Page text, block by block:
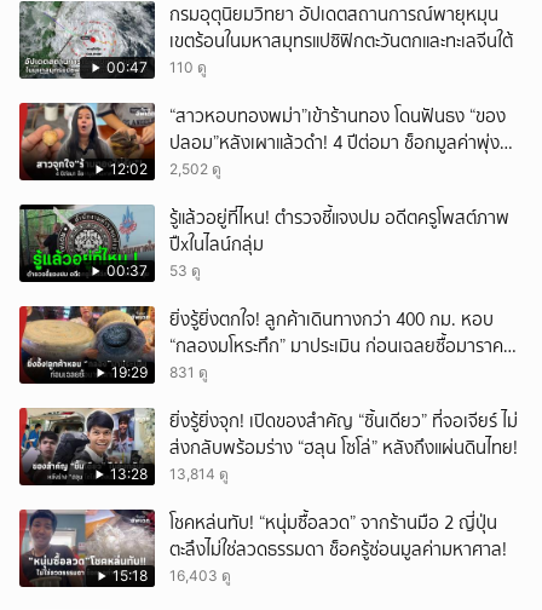
00:47
กรมอุตุนิยมวิทยา อัปเดตสถานการณ์พายุหมุน
เขตร้อนในมหาสมุทรแปซิฟิกตะวันตกและทะเลจีนใต้
110 ดู
12:02
“สาวหอบทองพม่า”เข้าร้านทอง โดนฟันธง “ของ
ปลอม”หลังเผาแล้วดำ! 4 ปีต่อมา ช็อกมูลค่าพุ่ง
มหาศาล!
2,502 ดู
00:37
รู้แล้วอยู่ที่ไหน! ตำรวจชี้แจงปม อดีตครูโพสต์ภาพ
ปืxในไลน์กลุ่ม
53 ดู
19:29
ยิ่งรู้ยิ่งตกใจ! ลูกค้าเดินทางกว่า 400 กม. หอบ
“กลองมโหระทึก” มาประเมิน ก่อนเฉลยซื้อมาราคา
เท่าไหร่?
831 ดู
13:28
ยิ่งรู้ยิ่งจุก! เปิดของสำคัญ “ชิ้นเดียว” ที่จอเจียร์ ไม่
ส่งกลับพร้อมร่าง “ฮลุน โซโล่” หลังถึงแผ่นดินไทย!
13,814 ดู
15:18
โชคหล่นทับ! “หนุ่มซื้อลวด” จากร้านมือ 2 ญี่ปุ่น
ตะลึงไม่ใช่ลวดธรรมดา ช็อครู้ซ่อนมูลค่ามหาศาล!
16,403 ดู